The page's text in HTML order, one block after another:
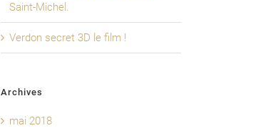
Saint-Michel.
Verdon secret 3D le film !
Archives
mai 2018